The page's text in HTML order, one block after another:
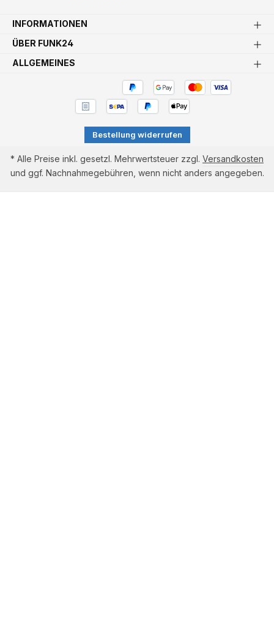
INFORMATIONEN
ÜBER FUNK24
ALLGEMEINES
Bestellung widerrufen
* Alle Preise inkl. gesetzl. Mehrwertsteuer zzgl. Versandkosten
und ggf. Nachnahmegebühren, wenn nicht anders angegeben.